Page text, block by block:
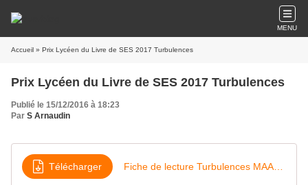
MENU
Accueil » Prix Lycéen du Livre de SES 2017 Turbulences
Prix Lycéen du Livre de SES 2017 Turbulences
Publié le 15/12/2016 à 18:23
Par S Arnaudin
Télécharger